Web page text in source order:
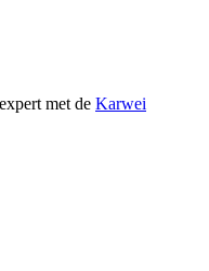
met de Karwei